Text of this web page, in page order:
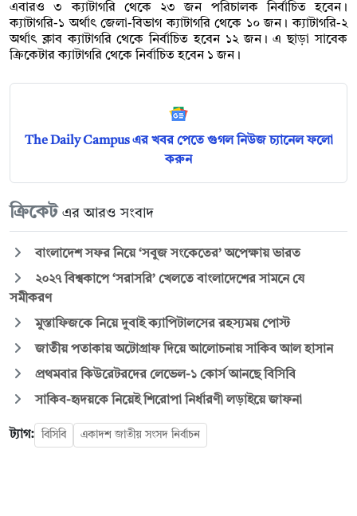
এবারও ৩ ক্যাটাগরি থেকে ২৩ জন পরিচালক নির্বাচিত হবেন।
ক্যাটাগরি-১ অর্থাৎ জেলা-বিভাগ ক্যাটাগরি থেকে ১০ জন। ক্যাটাগরি-২
অর্থাৎ ক্লাব ক্যাটাগরি থেকে নির্বাচিত হবেন ১২ জন। এ ছাড়া সাবেক
ক্রিকেটার ক্যাটাগরি থেকে নির্বাচিত হবেন ১ জন।
The Daily Campus এর খবর পেতে গুগল নিউজ চ্যানেল ফলো
করুন
ক্রিকেট এর আরও সংবাদ
বাংলাদেশ সফর নিয়ে ‘সবুজ সংকেতের’ অপেক্ষায় ভারত
২০২৭ বিশ্বকাপে ‘সরাসরি’ খেলতে বাংলাদেশের সামনে যে
সমীকরণ
মুস্তাফিজকে নিয়ে দুবাই ক্যাপিটালসের রহস্যময় পোস্ট
জাতীয় পতাকায় অটোগ্রাফ দিয়ে আলোচনায় সাকিব আল হাসান
প্রথমবার কিউরেটরদের লেভেল-১ কোর্স আনছে বিসিবি
সাকিব-হৃদয়কে নিয়েই শিরোপা নির্ধারণী লড়াইয়ে জাফনা
ট্যাগ: বিসিবি একাদশ জাতীয় সংসদ নির্বাচন